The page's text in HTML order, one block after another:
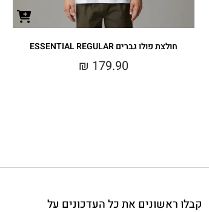
חולצת פולו גברים ESSENTIAL REGULAR
₪ 179.90
קבלו ראשונים את כל העדכונים על